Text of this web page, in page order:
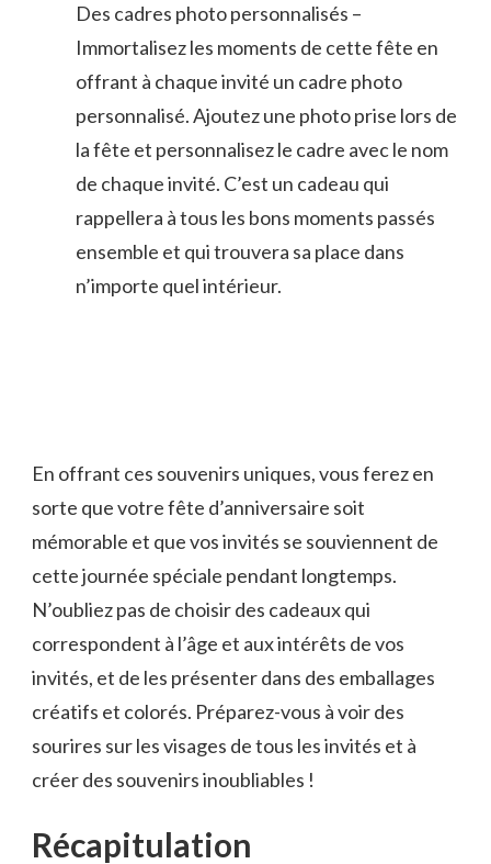
Des cadres photo⁣ personnalisés –
⁢Immortalisez les moments de cette fête en
offrant à​ chaque invité un‌ cadre ​photo
personnalisé. Ajoutez‍ une⁢ photo prise lors de
la⁢ fête et personnalisez le cadre avec ⁣le‍ nom
de chaque invité. C’est un cadeau qui
rappellera à tous les bons moments passés⁤
ensemble ‌et qui trouvera sa⁣ place dans
n’importe quel intérieur.
En offrant ces souvenirs​ uniques, vous ferez‍ en⁤
sorte que‌ votre ‍fête d’anniversaire soit
mémorable et que vos invités se ‍souviennent de
‍cette journée‌ spéciale pendant longtemps.
N’oubliez pas de choisir des cadeaux qui⁣
correspondent à l’âge et aux‌ intérêts de‍ vos
invités,⁣ et de‍ les présenter dans ⁤des ‍emballages
⁤créatifs et⁤ colorés.‌ Préparez-vous ​à voir des
sourires sur les visages ​de tous‍ les invités‌ et à
créer ​des souvenirs inoubliables !‍
Récapitulation